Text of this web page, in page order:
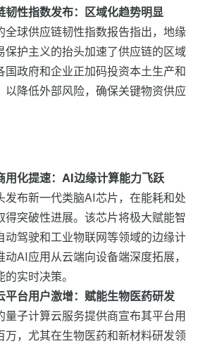
韧性指数发布：区域化趋势明显
全球供应链韧性指数报告指出，地缘
保护主义的抬头加速了供应链的区域
国政府和企业正加码投资本土生产和
以降低外部风险，确保关键物资供应
用化提速：AI边缘计算能力飞跃
发布新一代类脑AI芯片，在能耗和处
得突破性进展。该芯片将极大赋能智
动驾驶和工业物联网等领域的边缘计
动AI应用从云端向设备端深度拓展，
实时决策。
平台用户激增：赋能生物医药研发
量子计算云服务提供商宣布其平台用
万，尤其在生物医药和新材料研发领